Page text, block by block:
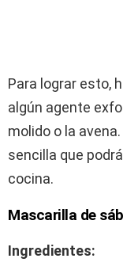
Para lograr esto,
algún agente
molido o la
sencilla que
cocina.
Mascarilla de
Ingredientes: